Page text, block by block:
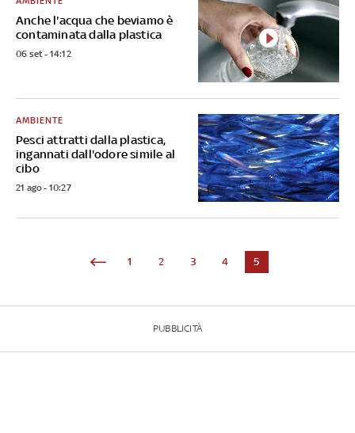
Anche l'acqua che beviamo è
contaminata dalla plastica
06 set - 14:12
Pesci attratti dalla plastica,
ingannati dall'odore simile al
cibo
AMBIENTE
21 ago - 10:27
1 2 3 4 5
PUBBLICITÀ